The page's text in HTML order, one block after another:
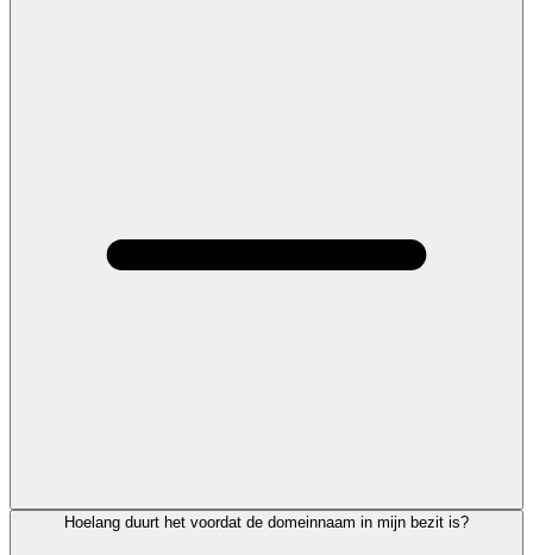
Hoelang duurt het voordat de domeinnaam in mijn bezit is?